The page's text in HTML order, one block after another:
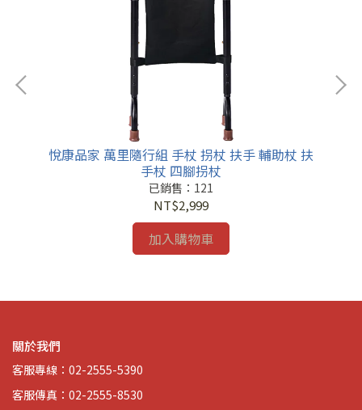
悅康品家 萬里隨行組 手杖 拐杖 扶手 輔助杖 扶
手杖 四腳拐杖
已銷售：121
NT$2,999
加入購物車
關於我們
客服專線：02-2555-5390
客服傳真：02-2555-8530